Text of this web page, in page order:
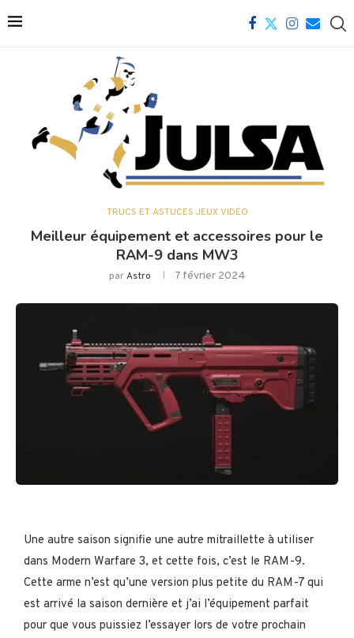
TRUCS ET ASTUCES JEUX VIDÉO
Meilleur équipement et accessoires pour le
RAM-9 dans MW3
parAstro 7 février 2024
Une autre saison signifie une autre mitraillette à utiliser
dans Modern Warfare 3, et cette fois, c’est le RAM-9.
Cette arme n’est qu’une version plus petite du RAM-7 qui
est arrivé la saison dernière et j’ai l’équipement parfait
pour que vous puissiez l’essayer lors de votre prochain